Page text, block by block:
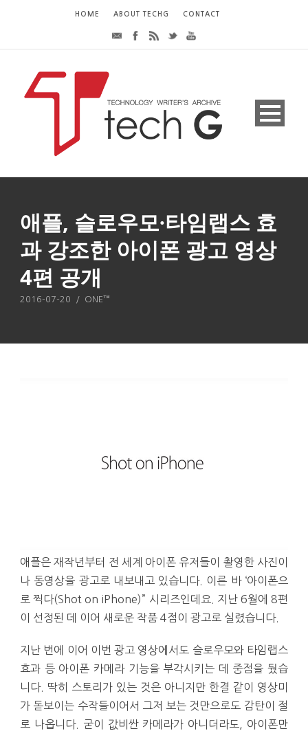
HOME ABOUT TECHG CONTACT
애플, 슬로우모∙타임랩스 효
과 강조한 아이폰 광고 영상
4편 공개
2016-07-20 / ONE™
애플은 재작년부터 전 세계 아이폰 유저들이 촬영한 사진이
나 동영상을 광고로 내보내고 있습니다. 이른 바 ‘아이폰으
로 찍다(Shot on iPhone)” 시리즈인데요. 지난 6월에 8편
이 선정된 데 이어 새로운 작품 4점이 광고로 실렸습니다.
지난 번에 이어 이번 광고 영상에서도 슬로우모와 타임랩스
효과 등 아이폰 카메라 기능을 부각시키는 데 중점을 뒀습
니다. 딱히 스토리가 있는 것은 아니지만 한결 같이 영상미
가 돋보이는 수작들이어서 그저 보는 것만으로도 감탄이 절
로 나옵니다. 굳이 값비싼 카메라가 아니더라도, 아이폰만